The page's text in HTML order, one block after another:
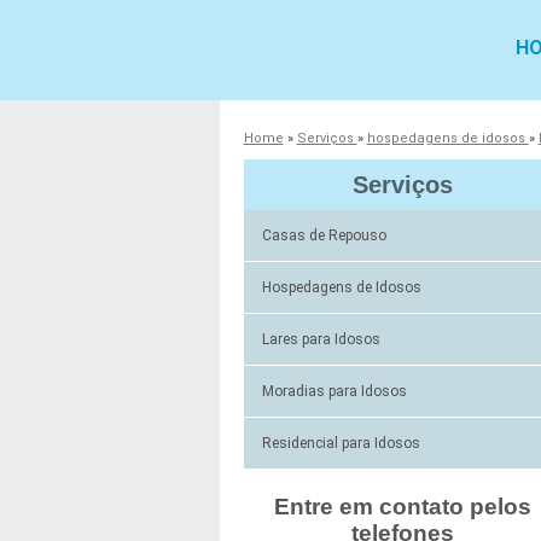
Home » Serviços » hospedagens de idosos »
Serviços
Casas de Repouso
Hospedagens de Idosos
Lares para Idosos
Moradias para Idosos
Residencial para Idosos
Entre em contato pelos
telefones